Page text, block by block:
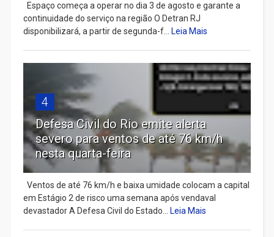
Espaço começa a operar no dia 3 de agosto e garante a
continuidade do serviço na região O Detran RJ
disponibilizará, a partir de segunda-f... Leia Mais
4
Defesa Civil do Rio emite alerta
severo para ventos de até 76 km/h
nesta quarta-feira
Ventos de até 76 km/h e baixa umidade colocam a capital
em Estágio 2 de risco uma semana após vendaval
devastador A Defesa Civil do Estado... Leia Mais